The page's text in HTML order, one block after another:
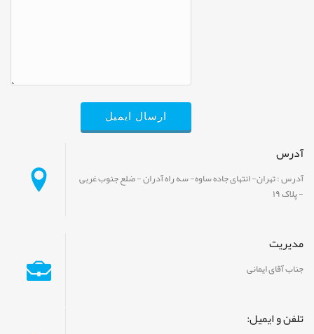
ارسال ایمیل
آدرس
آدرس : تهران- انتهای جاده ساوه- سه راه آدران - ضلع جنوب غربی
- پلاک ۱۹
مدیریت
جناب آقای ایمانی
تلفن و ایمیل: